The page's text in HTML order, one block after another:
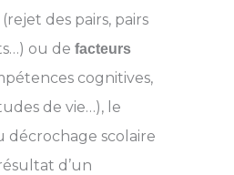
(rejet des pairs, pairs
ou de facteurs
cognitives,
de vie…), le
décrochage scolaire
d’un